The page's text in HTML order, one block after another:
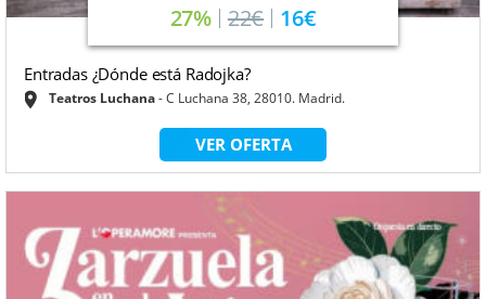
27% 22€ 16€
Entradas ¿Dónde está Radojka?
Teatros Luchana C Luchana 38, 28010. Madrid.
VER OFERTA